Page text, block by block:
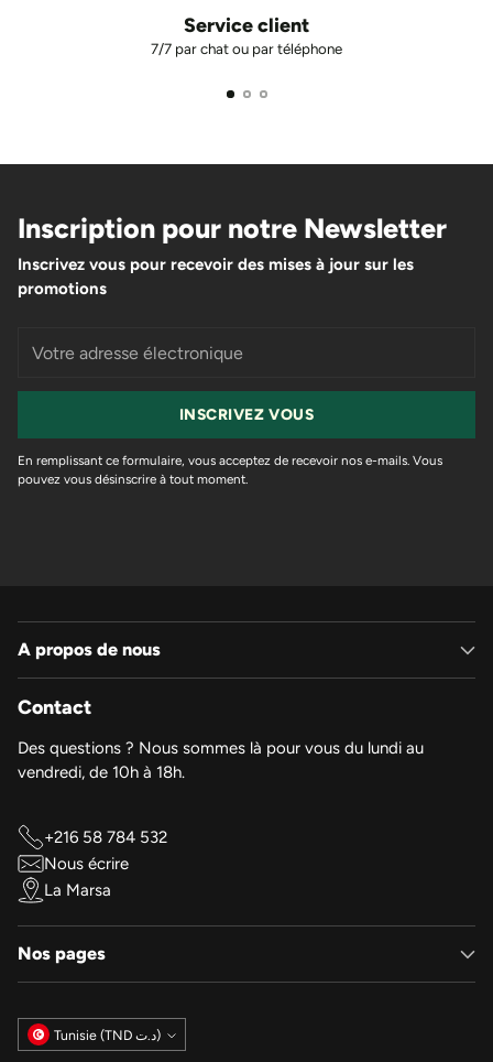
Service client
7/7 par chat ou par téléphone
Inscription pour notre Newsletter
Inscrivez vous pour recevoir des mises à jour sur les
promotions
adresse
électronique
INSCRIVEZ VOUS
En remplissant ce formulaire, vous acceptez de recevoir nos e-mails. Vous
pouvez vous désinscrire à tout moment.
A propos de nous
Contact
Des questions ? Nous sommes là pour vous du lundi au
vendredi, de 10h à 18h.
+216 58 784 532
Nous écrire
La Marsa
Nos pages
Monnaie Tunisie (TND د.ت)